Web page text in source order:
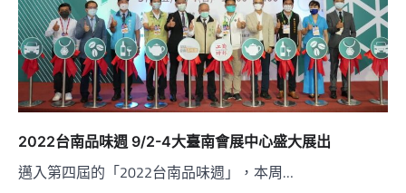
2022台南品味週 9/2-4大臺南會展中心盛大展出
邁入第四屆的「2022台南品味週」，本周…